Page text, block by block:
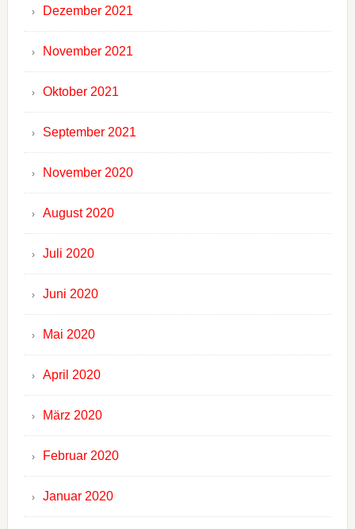
Dezember 2021
November 2021
Oktober 2021
September 2021
November 2020
August 2020
Juli 2020
Juni 2020
Mai 2020
April 2020
März 2020
Februar 2020
Januar 2020